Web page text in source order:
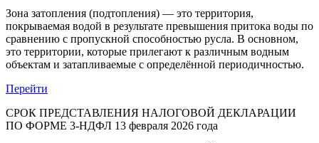
Зона затопления (подтопления) — это территория,
покрываемая водой в результате превышения притока воды по
сравнению с пропускной способностью русла. В основном,
это территории, которые прилегают к различным водным
объектам и затапливаемые с определённой периодичностью.
Перейти
СРОК ПРЕДСТАВЛЕНИЯ НАЛОГОВОЙ ДЕКЛАРАЦИИ
ПО ФОРМЕ 3-НДФЛ 13 февраля 2026 года